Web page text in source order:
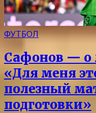
ФУТБОЛ
Сафонов —
«Для меня
полезный
подготовки»